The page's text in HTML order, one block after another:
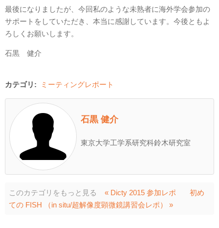
最後になりましたが、今回私のような未熟者に海外学会参加の
サポートをしていただき、本当に感謝しています。今後ともよ
ろしくお願いします。
石黒 健介
カテゴリ: ミーティングレポート
石黒 健介
東京大学工学系研究科鈴木研究室
このカテゴリをもっと見る « Dicty 2015 参加レポ
初め
ての FISH （in situ/超解像度顕微鏡講習会レポ） »